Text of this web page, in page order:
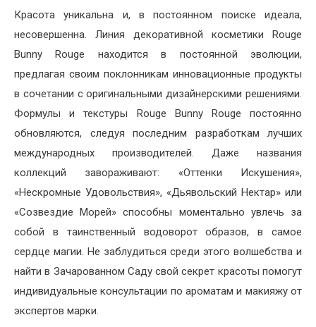
Красота уникальна и, в постоянном поиске идеала,
несовершенна. Линия декоративной косметики Rouge
Bunny Rouge находится в постоянной эволюции,
предлагая своим поклонникам инновационные продукты
в сочетании с оригинальными дизайнерскими решениями.
Формулы и текстуры Rouge Bunny Rouge постоянно
обновляются, следуя последним разработкам лучших
международных производителей. Даже названия
коллекций завораживают: «Оттенки Искушения»,
«Нескромные Удовольствия», «Дьявольский Нектар» или
«Созвездие Морей» способны моментально увлечь за
собой в таинственный водоворот образов, в самое
сердце магии. Не заблудиться среди этого волшебства и
найти в Зачарованном Саду свой секрет красоты помогут
индивидуальные консультации по ароматам и макияжу от
экспертов марки.